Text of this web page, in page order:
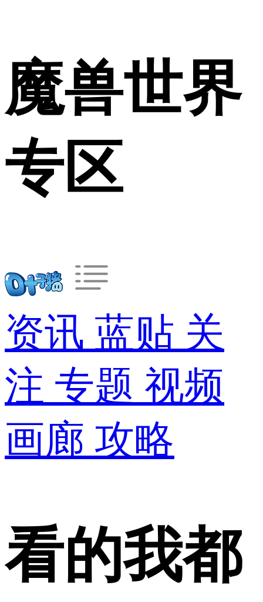
魔兽世界
专区
资讯 蓝贴 关
注 专题 视频
画廊 攻略
看的我都